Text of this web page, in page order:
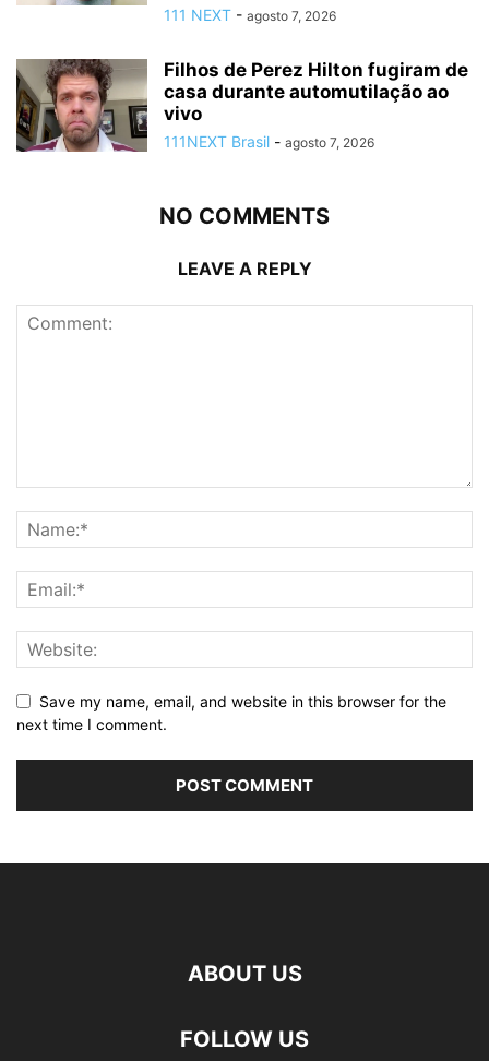
111 NEXT - agosto 7, 2026
Filhos de Perez Hilton fugiram de
casa durante automutilação ao
vivo
111NEXT Brasil - agosto 7, 2026
NO COMMENTS
LEAVE A REPLY
Save my name, email, and website in this browser for the
next time I comment.
ABOUT US
FOLLOW US